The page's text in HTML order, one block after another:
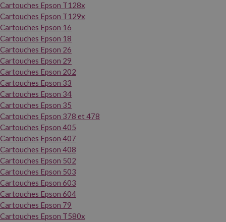
Cartouches Epson T128x
Cartouches Epson T129x
Cartouches Epson 16
Cartouches Epson 18
Cartouches Epson 26
Cartouches Epson 29
Cartouches Epson 202
Cartouches Epson 33
Cartouches Epson 34
Cartouches Epson 35
Cartouches Epson 378 et 478
Cartouches Epson 405
Cartouches Epson 407
Cartouches Epson 408
Cartouches Epson 502
Cartouches Epson 503
Cartouches Epson 603
Cartouches Epson 604
Cartouches Epson 79
Cartouches Epson T580x